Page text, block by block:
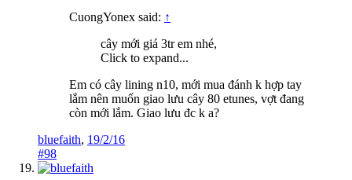
CuongYonex said: ↑
cây mới giá 3tr em nhé,
Click to expand...
Em có cây lining n10, mới mua đánh k hợp tay
lắm nên muốn giao lưu cây 80 etunes, vợt đang
còn mới lắm. Giao lưu đc k a?
bluefaith, 19/2/16
#98